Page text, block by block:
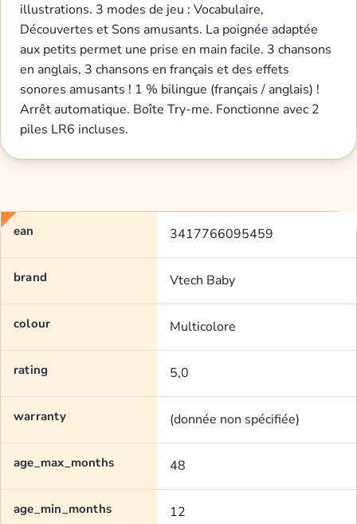
illustrations. 3 modes de jeu : Vocabulaire,
Découvertes et Sons amusants. La poignée adaptée
aux petits permet une prise en main facile. 3 chansons
en anglais, 3 chansons en français et des effets
sonores amusants ! 1 % bilingue (français / anglais) !
Arrêt automatique. Boîte Try-me. Fonctionne avec 2
piles LR6 incluses.
ean 3417766095459
brand Vtech Baby
colour Multicolore
rating 5,0
warranty (donnée non spécifiée)
age_max_months 48
age_min_months 12